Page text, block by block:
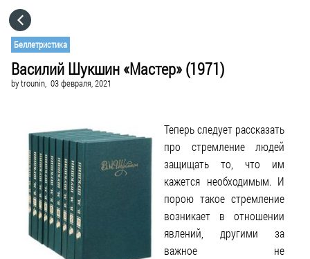
Беллетристика
Василий Шукшин «Мастер» (1971)
bytrounin, 03 февраля, 2021
Теперь следует рассказать
про стремление людей
защищать то, что им
кажется необходимым. И
порою такое стремление
возникает в отношении
явлений, другими за
важное не
CATEGORIES
VISIT WEBSITE